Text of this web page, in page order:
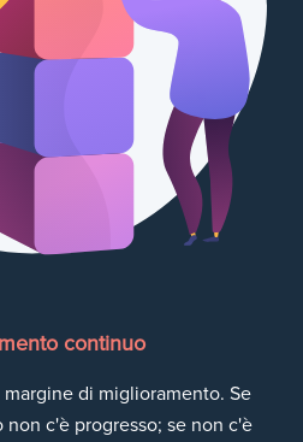
continuo
di miglioramento. Se
c'è progresso; se non c'è